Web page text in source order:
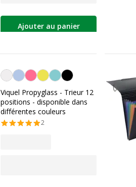
Ajouter au panier
Personnalisation de la couleur
Viquel Propyglass - Trieur 12
positions - disponible dans
différentes couleurs
2